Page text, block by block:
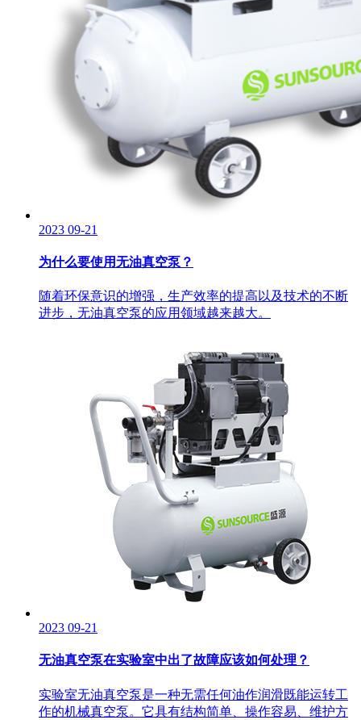
2023 09-21
为什么要使用无油真空泵？
随着环保意识的增强，生产效率的提高以及技术的不断
进步，无油真空泵的应用领域越来越大。
2023 09-21
无油真空泵在实验室中出了故障应该如何处理？
实验室无油真空泵是一种无需任何油作润滑既能运转工
作的机械真空泵。它具有结构简单、操作容易、维护方